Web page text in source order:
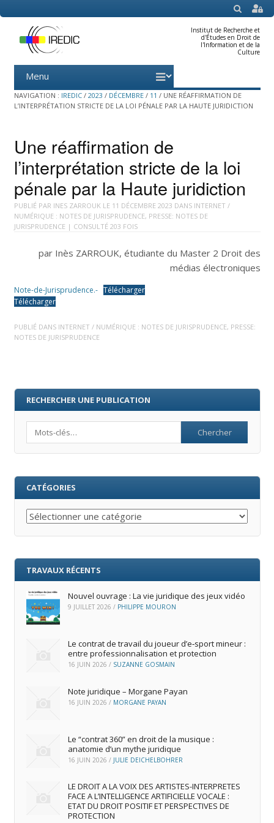
SEARCH
Institut de Recherche et
d'Études en Droit de
l'Information et de la
Culture
Menu
content
NAVIGATION : IREDIC / 2023 / DÉCEMBRE / 11 / UNE RÉAFFIRMATION DE
L’INTERPRÉTATION STRICTE DE LA LOI PÉNALE PAR LA HAUTE JURIDICTION
Une réaffirmation de
l’interprétation stricte de la loi
pénale par la Haute juridiction
PUBLIÉ PAR INES ZARROUK LE 11 DÉCEMBRE 2023 DANS INTERNET /
NUMÉRIQUE : NOTES DE JURISPRUDENCE, PRESSE: NOTES DE
JURISPRUDENCE | CONSULTÉ 203 FOIS
par Inès ZARROUK, étudiante du Master 2 Droit des
médias électroniques
Note-de-Jurisprudence.- Télécharger
Télécharger
PUBLIÉ DANS INTERNET / NUMÉRIQUE : NOTES DE JURISPRUDENCE, PRESSE:
NOTES DE JURISPRUDENCE
RECHERCHER UNE PUBLICATION
CATÉGORIES
Catégories
TRAVAUX RÉCENTS
Nouvel ouvrage : La vie juridique des jeux vidéo
9 JUILLET 2026 / PHILIPPE MOURON
Le contrat de travail du joueur d’e‑sport mineur :
entre professionnalisation et protection
16 JUIN 2026 / SUZANNE GOSMAIN
Note juridique – Morgane Payan
16 JUIN 2026 / MORGANE PAYAN
Le “contrat 360” en droit de la musique :
anatomie d’un mythe juridique
16 JUIN 2026 / JULIE DEICHELBOHRER
LE DROIT A LA VOIX DES ARTISTES-INTERPRETES
FACE A L’INTELLIGENCE ARTIFICIELLE VOCALE :
ETAT DU DROIT POSITIF ET PERSPECTIVES DE
PROTECTION